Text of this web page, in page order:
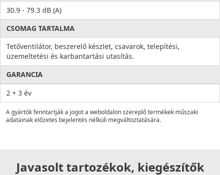
30.9 - 79.3 dB (A)
CSOMAG TARTALMA
Tetőventilátor, beszerelő készlet, csavarok, telepítési,
üzemeltetési és karbantartási utasítás.
GARANCIA
2 + 3 év
A gyártók fenntartják a jogot a weboldalon szereplő termékek műszaki
adatainak előzetes bejelentés nélküli megváltoztatására.
Javasolt tartozékok, kiegészítők